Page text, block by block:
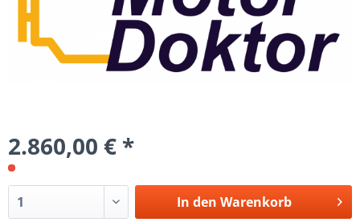
2.860,00 € *
In den Warenkorb